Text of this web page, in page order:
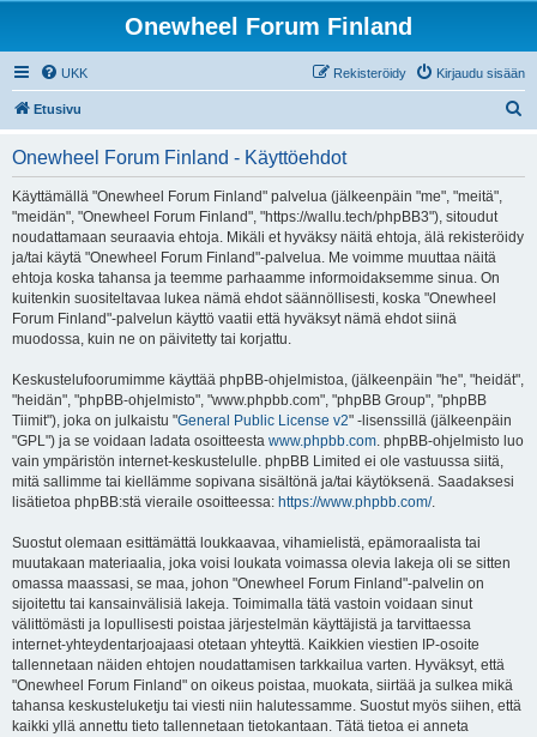
Onewheel Forum Finland
UKK Kirjaudu sisään
Rekisteröidy
Etusivu
Onewheel Forum Finland - Käyttöehdot
Käyttämällä "Onewheel Forum Finland" palvelua (jälkeenpäin "me", "meitä",
"meidän", "Onewheel Forum Finland", "https://wallu.tech/phpBB3"), sitoudut
noudattamaan seuraavia ehtoja. Mikäli et hyväksy näitä ehtoja, älä rekisteröidy
ja/tai käytä "Onewheel Forum Finland"-palvelua. Me voimme muuttaa näitä
ehtoja koska tahansa ja teemme parhaamme informoidaksemme sinua. On
kuitenkin suositeltavaa lukea nämä ehdot säännöllisesti, koska "Onewheel
Forum Finland"-palvelun käyttö vaatii että hyväksyt nämä ehdot siinä
muodossa, kuin ne on päivitetty tai korjattu.
Keskustelufoorumimme käyttää phpBB-ohjelmistoa, (jälkeenpäin "he", "heidät",
"heidän", "phpBB-ohjelmisto", "www.phpbb.com", "phpBB Group", "phpBB
Tiimit"), joka on julkaistu "General Public License v2" -lisenssillä (jälkeenpäin
"GPL") ja se voidaan ladata osoitteesta www.phpbb.com. phpBB-ohjelmisto luo
vain ympäristön internet-keskustelulle. phpBB Limited ei ole vastuussa siitä,
mitä sallimme tai kiellämme sopivana sisältönä ja/tai käytöksenä. Saadaksesi
lisätietoa phpBB:stä vieraile osoitteessa: https://www.phpbb.com/.
Suostut olemaan esittämättä loukkaavaa, vihamielistä, epämoraalista tai
muutakaan materiaalia, joka voisi loukata voimassa olevia lakeja oli se sitten
omassa maassasi, se maa, johon "Onewheel Forum Finland"-palvelin on
sijoitettu tai kansainvälisiä lakeja. Toimimalla tätä vastoin voidaan sinut
välittömästi ja lopullisesti poistaa järjestelmän käyttäjistä ja tarvittaessa
internet-yhteydentarjoajaasi otetaan yhteyttä. Kaikkien viestien IP-osoite
tallennetaan näiden ehtojen noudattamisen tarkkailua varten. Hyväksyt, että
"Onewheel Forum Finland" on oikeus poistaa, muokata, siirtää ja sulkea mikä
tahansa keskusteluketju tai viesti niin halutessamme. Suostut myös siihen, että
kaikki yllä annettu tieto tallennetaan tietokantaan. Tätä tietoa ei anneta